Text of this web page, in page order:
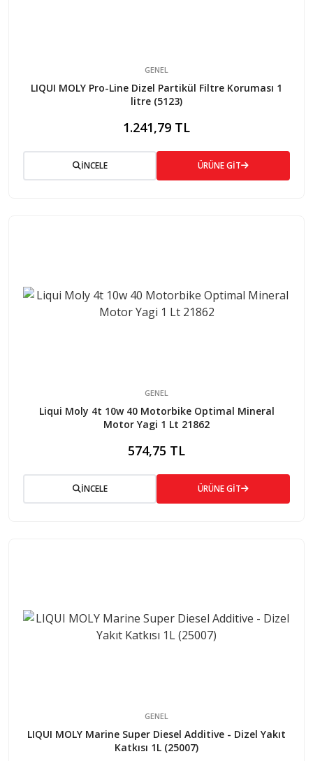
GENEL
LIQUI MOLY Pro-Line Dizel Partikül Filtre Koruması 1
litre (5123)
1.241,79 TL
İNCELE ÜRÜNE GİT
GENEL
Liqui Moly 4t 10w 40 Motorbike Optimal Mineral
Motor Yagi 1 Lt 21862
574,75 TL
İNCELE ÜRÜNE GİT
GENEL
LIQUI MOLY Marine Super Diesel Additive - Dizel Yakıt
Katkısı 1L (25007)